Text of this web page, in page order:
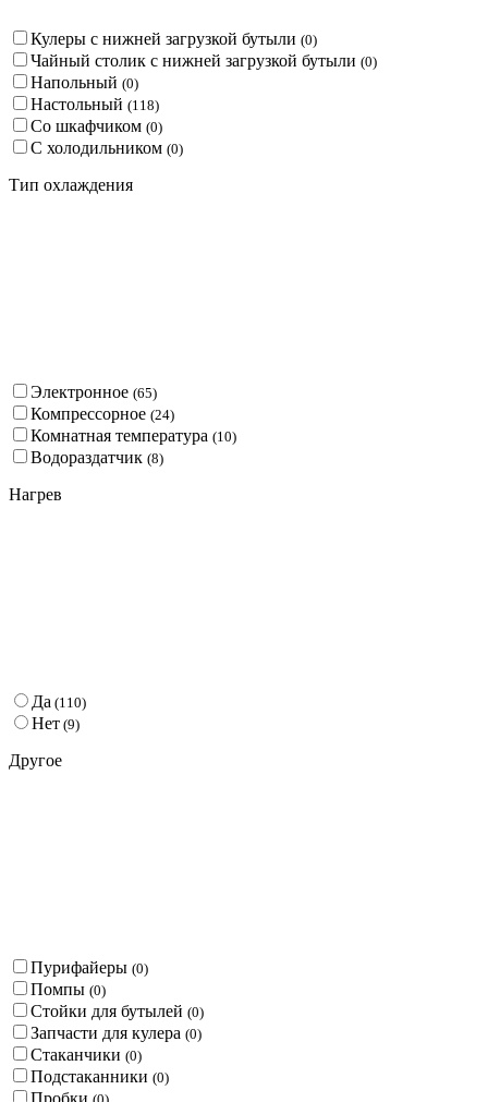
Кулеры с нижней загрузкой бутыли (0)
Чайный столик с нижней загрузкой бутыли (0)
Напольный (0)
Настольный (118)
Со шкафчиком (0)
С холодильником (0)
Тип охлаждения
Электронное (65)
Компрессорное (24)
Комнатная температура (10)
Водораздатчик (8)
Нагрев
Да (110)
Нет (9)
Другое
Пурифайеры (0)
Помпы (0)
Стойки для бутылей (0)
Запчасти для кулера (0)
Стаканчики (0)
Подстаканники (0)
Пробки